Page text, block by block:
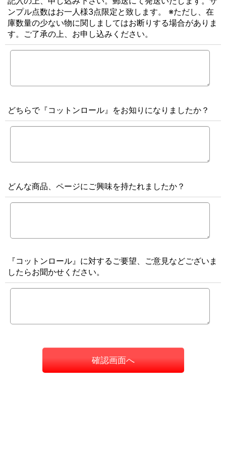
ンプル点数はお一人様3点限定と致します。 ※ただし、在
庫数量の少ない物に関しましてはお断りする場合がありま
す。ご了承の上、お申し込みください。
どちらで『コットンロール』をお知りになりましたか？
どんな商品、ページにご興味を持たれましたか？
『コットンロール』に対するご要望、ご意見などございま
したらお聞かせください。
確認画面へ